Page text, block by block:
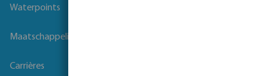
Waterpoints
Maatschappelijk verantwoord ondernemen
Carrières